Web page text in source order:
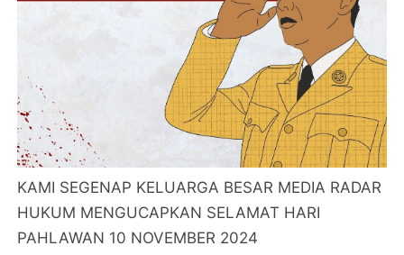
KAMI SEGENAP KELUARGA BESAR MEDIA RADAR
HUKUM MENGUCAPKAN SELAMAT HARI
PAHLAWAN 10 NOVEMBER 2024